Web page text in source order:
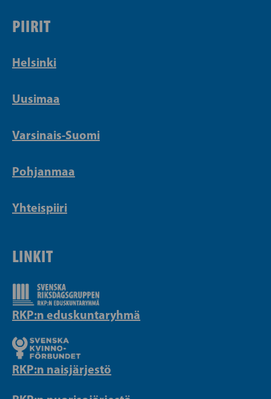
PIIRIT
Helsinki
Uusimaa
Varsinais-Suomi
Pohjanmaa
Yhteispiiri
LINKIT
RKP:n eduskuntaryhmä
RKP:n naisjärjestö